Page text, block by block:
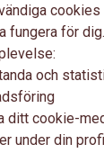
fungera för
och
ditt cookie-
under din